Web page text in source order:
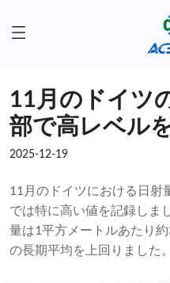
11月のドイツ
部で高レベル
2025-12-19
11月のドイツにおける日射
では特に高い値を記録しま
量は1平方メートルあたり
の長期平均を上回りました。